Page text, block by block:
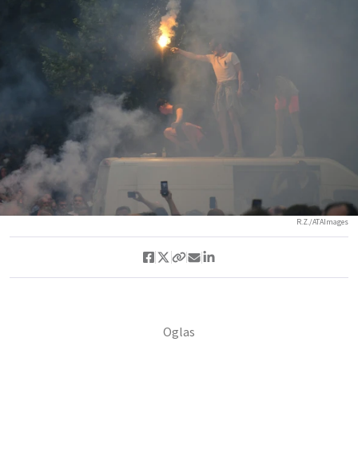
R.Z./ATAImages